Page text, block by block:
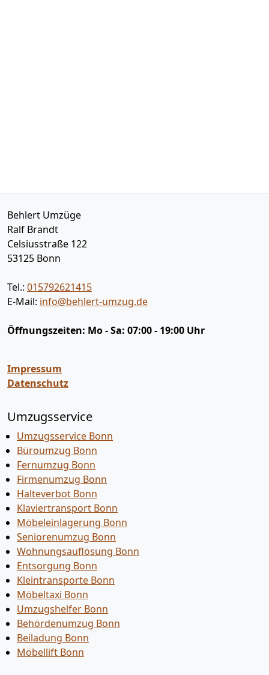
Behlert Umzüge
Ralf Brandt
Celsiusstraße 122
53125 Bonn
Tel.: 015792621415
E-Mail: info@behlert-umzug.de
Öffnungszeiten: Mo - Sa: 07:00 - 19:00 Uhr
Impressum
Datenschutz
Umzugsservice
Umzugsservice Bonn
Büroumzug Bonn
Fernumzug Bonn
Firmenumzug Bonn
Halteverbot Bonn
Klaviertransport Bonn
Möbeleinlagerung Bonn
Seniorenumzug Bonn
Wohnungsauflösung Bonn
Entsorgung Bonn
Kleintransporte Bonn
Möbeltaxi Bonn
Umzugshelfer Bonn
Behördenumzug Bonn
Beiladung Bonn
Möbellift Bonn